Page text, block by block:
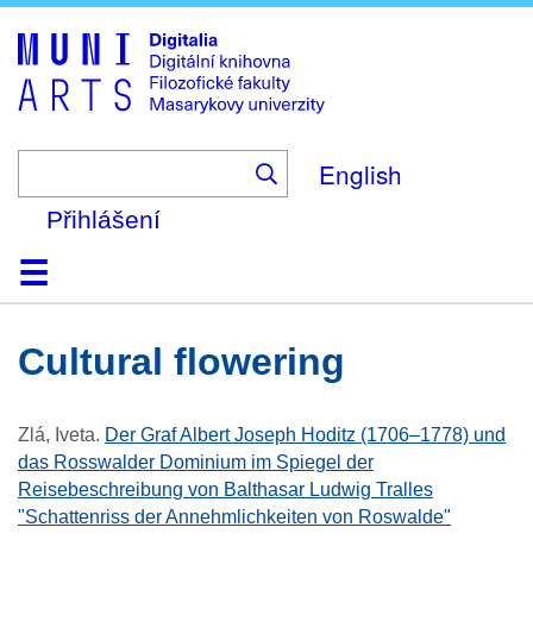
to
main
content
English
Přihlášení
DomůKolekce
Prohlížení
Vyhledávání
O platformě
Nápověda
KontaktDigitalia
cultural flowering
Zlá, Iveta. Der Graf Albert Joseph Hoditz (1706–1778) und
das Rosswalder Dominium im Spiegel der
Reisebeschreibung von Balthasar Ludwig Tralles
"Schattenriss der Annehmlichkeiten von Roswalde"